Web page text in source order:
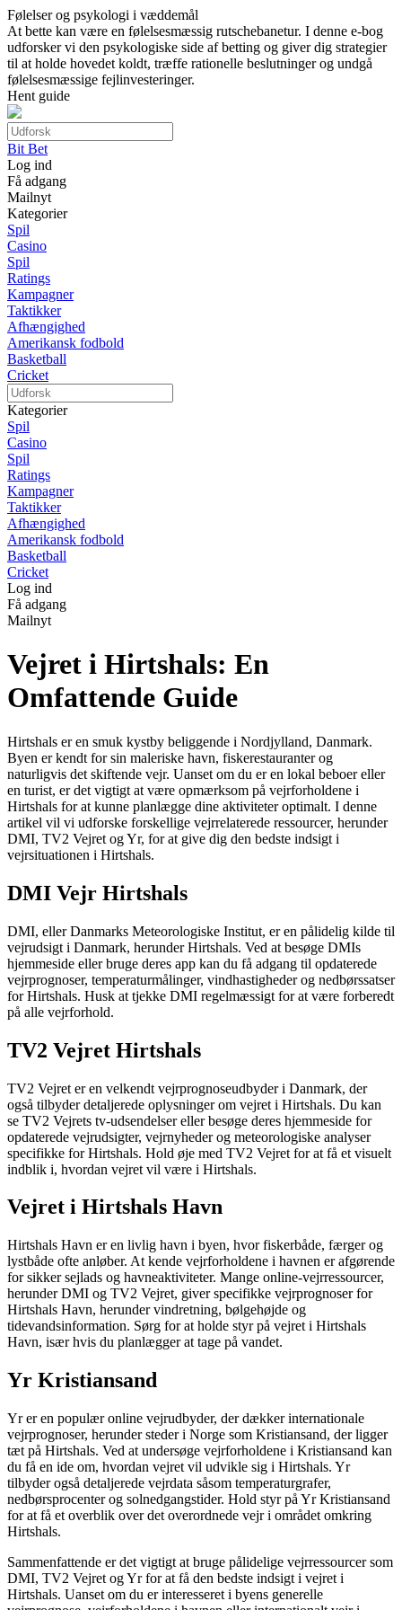
Følelser og psykologi i væddemål
At bette kan være en følelsesmæssig rutschebanetur. I denne e-bog
udforsker vi den psykologiske side af betting og giver dig strategier
til at holde hovedet koldt, træffe rationelle beslutninger og undgå
følelsesmæssige fejlinvesteringer.
Hent guide
Bit Bet
Log ind
Få adgang
Mailnyt
Kategorier
Spil
Casino
Spil
Ratings
Kampagner
Taktikker
Afhængighed
Amerikansk fodbold
Basketball
Cricket
Kategorier
Spil
Casino
Spil
Ratings
Kampagner
Taktikker
Afhængighed
Amerikansk fodbold
Basketball
Cricket
Log ind
Få adgang
Mailnyt
Vejret i Hirtshals: En
Omfattende Guide
Hirtshals er en smuk kystby beliggende i Nordjylland, Danmark.
Byen er kendt for sin maleriske havn, fiskerestauranter og
naturligvis det skiftende vejr. Uanset om du er en lokal beboer eller
en turist, er det vigtigt at være opmærksom på vejrforholdene i
Hirtshals for at kunne planlægge dine aktiviteter optimalt. I denne
artikel vil vi udforske forskellige vejrrelaterede ressourcer, herunder
DMI, TV2 Vejret og Yr, for at give dig den bedste indsigt i
vejrsituationen i Hirtshals.
DMI Vejr Hirtshals
DMI, eller Danmarks Meteorologiske Institut, er en pålidelig kilde til
vejrudsigt i Danmark, herunder Hirtshals. Ved at besøge DMIs
hjemmeside eller bruge deres app kan du få adgang til opdaterede
vejrprognoser, temperaturmålinger, vindhastigheder og nedbørssatser
for Hirtshals. Husk at tjekke DMI regelmæssigt for at være forberedt
på alle vejrforhold.
TV2 Vejret Hirtshals
TV2 Vejret er en velkendt vejrprognoseudbyder i Danmark, der
også tilbyder detaljerede oplysninger om vejret i Hirtshals. Du kan
se TV2 Vejrets tv-udsendelser eller besøge deres hjemmeside for
opdaterede vejrudsigter, vejrnyheder og meteorologiske analyser
specifikke for Hirtshals. Hold øje med TV2 Vejret for at få et visuelt
indblik i, hvordan vejret vil være i Hirtshals.
Vejret i Hirtshals Havn
Hirtshals Havn er en livlig havn i byen, hvor fiskerbåde, færger og
lystbåde ofte anløber. At kende vejrforholdene i havnen er afgørende
for sikker sejlads og havneaktiviteter. Mange online-vejrressourcer,
herunder DMI og TV2 Vejret, giver specifikke vejrprognoser for
Hirtshals Havn, herunder vindretning, bølgehøjde og
tidevandsinformation. Sørg for at holde styr på vejret i Hirtshals
Havn, især hvis du planlægger at tage på vandet.
Yr Kristiansand
Yr er en populær online vejrudbyder, der dækker internationale
vejrprognoser, herunder steder i Norge som Kristiansand, der ligger
tæt på Hirtshals. Ved at undersøge vejrforholdene i Kristiansand kan
du få en ide om, hvordan vejret vil udvikle sig i Hirtshals. Yr
tilbyder også detaljerede vejrdata såsom temperaturgrafer,
nedbørsprocenter og solnedgangstider. Hold styr på Yr Kristiansand
for at få et overblik over det overordnede vejr i området omkring
Hirtshals.
Sammenfattende er det vigtigt at bruge pålidelige vejrressourcer som
DMI, TV2 Vejret og Yr for at få den bedste indsigt i vejret i
Hirtshals. Uanset om du er interesseret i byens generelle